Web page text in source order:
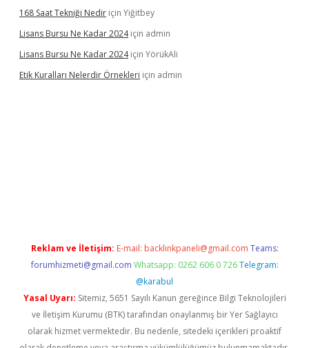
168 Saat Tekniği Nedir için Yiğitbey
Lisans Bursu Ne Kadar 2024için admin
Lisans Bursu Ne Kadar 2024için YörükAli
Etik Kuralları Nelerdir Örnekleri için admin
Reklam ve İletişim: E-mail: backlinkpaneli@gmail.com Teams:
forumhizmeti@gmail.com Whatsapp: 0262 606 0 726 Telegram:
@karabul
Yasal Uyarı: Sitemiz, 5651 Sayılı Kanun gereğince Bilgi Teknolojileri
ve İletişim Kurumu (BTK) tarafından onaylanmış bir Yer Sağlayıcı
olarak hizmet vermektedir. Bu nedenle, sitedeki içerikleri proaktif